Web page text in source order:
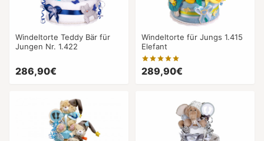
Windeltorte Teddy Bär für
Jungen Nr. 1.422
286,90€
Windeltorte für Jungs 1.415
Elefant
289,90€